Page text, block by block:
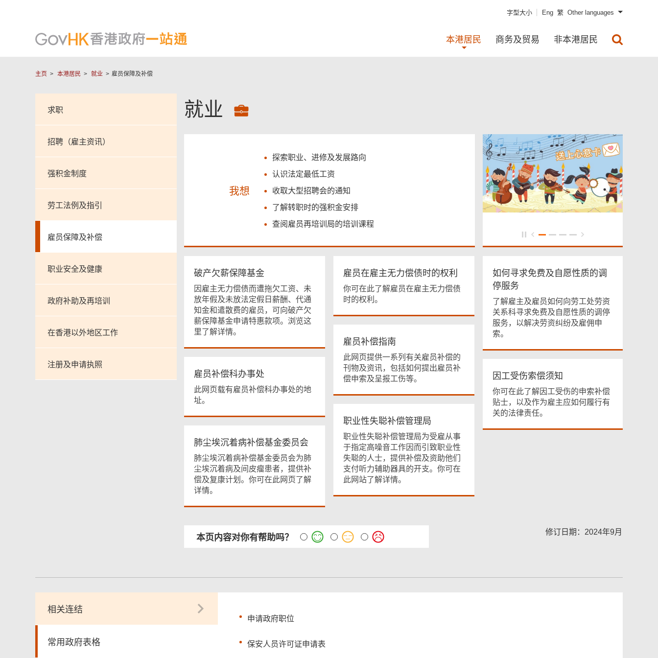
字型大小 Eng 繁 Other languages
本港居民 商务及贸易 非本港居民
主页 本港居民 就业 雇员保障及补偿
求职
招聘（雇主资讯）
强积金制度
劳工法例及指引
雇员保障及补偿
职业安全及健康
政府补助及再培训
在香港以外地区工作
注册及申请执照
就业
我想
探索职业、进修及发展路向
认识法定最低工资
收取大型招聘会的通知
了解转职时的强积金安排
查阅雇员再培训局的培训课程
破产欠薪保障基金
因雇主无力偿债而遭拖欠工资、未
放年假及未放法定假日薪酬、代通
知金和遣散费的雇员，可向破产欠
薪保障基金申请特惠款项。浏览这
里了解详情。
雇员在雇主无力偿债时的权利
你可在此了解雇员在雇主无力偿债
时的权利。
如何寻求免费及自愿性质的调
停服务
了解雇主及雇员如何向劳工处劳资
关系科寻求免费及自愿性质的调停
服务，以解决劳资纠纷及雇佣申
索。
雇员补偿指南
此网页提供一系列有关雇员补偿的
刊物及资讯，包括如何提出雇员补
偿申索及呈报工伤等。
雇员补偿科办事处
此网页载有雇员补偿科办事处的地
址。
因工受伤索偿须知
你可在此了解因工受伤的申索补偿
贴士，以及作为雇主应如何履行有
关的法律责任。
职业性失聪补偿管理局
职业性失聪补偿管理局为受雇从事
于指定高噪音工作因而引致职业性
失聪的人士，提供补偿及资助他们
支付听力辅助器具的开支。你可在
此网站了解详情。
肺尘埃沉着病补偿基金委员会
肺尘埃沉着病补偿基金委员会为肺
尘埃沉着病及间皮瘤患者，提供补
偿及复康计划。你可在此网页了解
详情。
本页内容对你有帮助吗？
修订日期：2024年9月
相关连结
常用政府表格
申请政府职位
保安人员许可证申请表